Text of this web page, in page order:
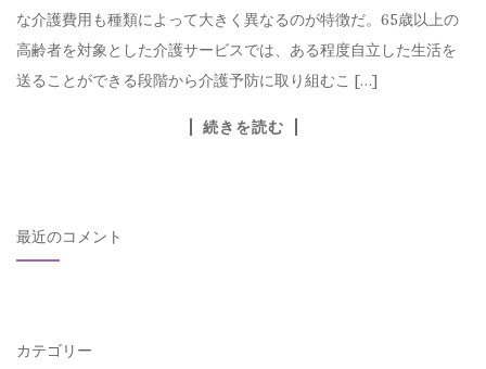
な介護費用も種類によって大きく異なるのが特徴だ。65歳以上の
高齢者を対象とした介護サービスでは、ある程度自立した生活を
送ることができる段階から介護予防に取り組むこ […]
続きを読む
最近のコメント
カテゴリー